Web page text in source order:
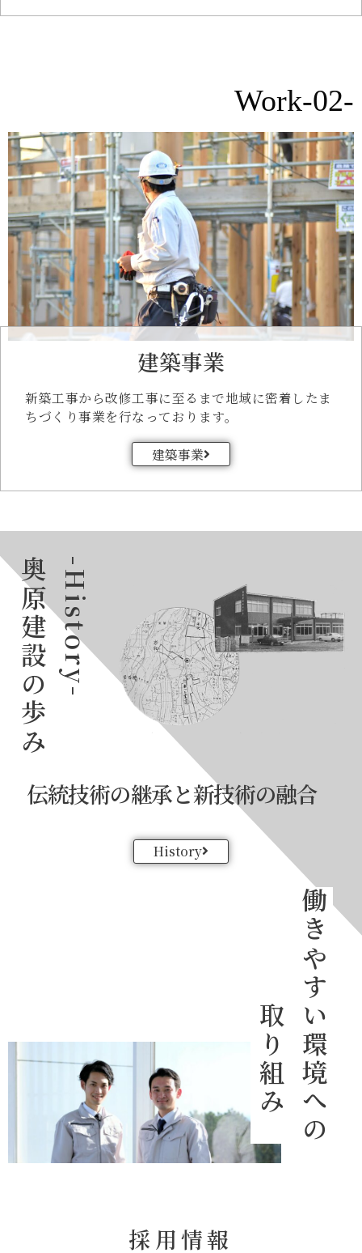
Work-02-
建築事業
新築工事から改修工事に至るまで地域に密着したま
ちづくり事業を行なっております。
建築事業
-History-
奥原建設の歩み
伝統技術の継承と新技術の融合
History
働きやすい環境への
取り組み
採用情報